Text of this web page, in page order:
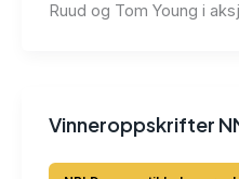
Ruud og Tom Young i
Vinneroppskrifter